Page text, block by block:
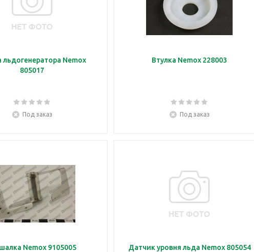
Nemox
805017
Под заказ
Втулка Nemox 228003
Под заказ
Nemox 9105005
Датчик уровня льда Nemox 805054